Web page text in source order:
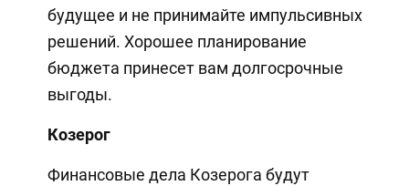
будущее и не принимайте импульсивных
решений. Хорошее планирование
бюджета принесет вам долгосрочные
выгоды.
Козерог
Финансовые дела Козерога будут